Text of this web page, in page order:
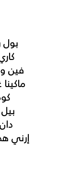
بول
فين
إرني